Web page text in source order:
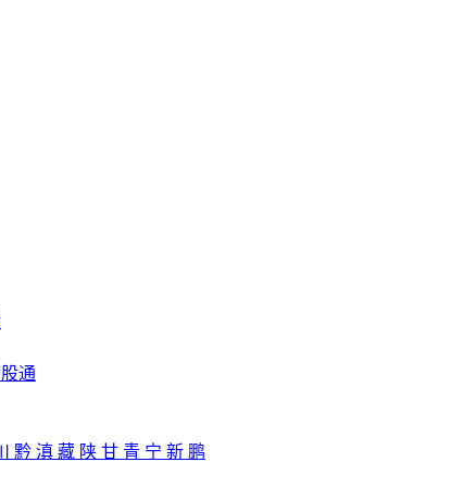
通
黔 滇 藏 陕 甘 青 宁 新 鹏